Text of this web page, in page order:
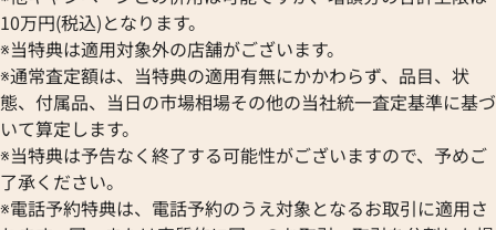
10万円(税込)となります。
※当特典は適用対象外の店舗がございます。
※通常査定額は、当特典の適用有無にかかわらず、品目、状
態、付属品、当日の市場相場その他の当社統一査定基準に基づ
いて算定します。
※当特典は予告なく終了する可能性がございますので、予めご
了承ください。
※電話予約特典は、電話予約のうえ対象となるお取引に適用さ